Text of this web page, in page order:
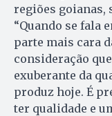
regiões goianas,
“Quando se fala
parte mais cara
consideração
exuberante da
produz hoje. É
ter qualidade e